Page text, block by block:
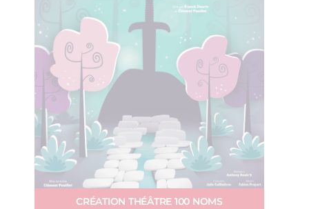
CRÉATION THÉÂTRE 100 NOMS